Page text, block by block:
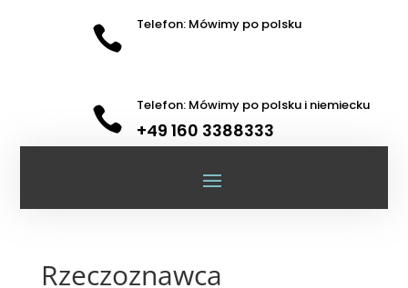
 Telefon: Mówimy po polsku
 Telefon: Mówimy po polsku i niemiecku
+49 160 3388333
Rzeczoznawca